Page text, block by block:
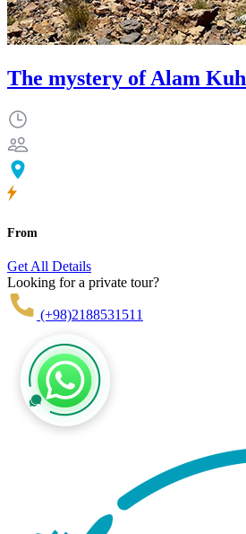
The mystery of Alam Kuh
From
Get All Details
Looking for a private tour?
(+98)2188531511